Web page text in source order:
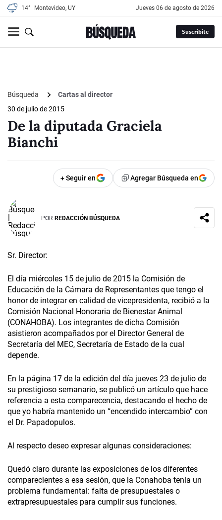
14° Montevideo, UY jueves 06 de agosto de 2026
Suscribite
Búsqueda
Cartas al director
30 de julio de 2015
De la diputada Graciela
Bianchi
+ Seguir en Agregar Búsqueda en
POR REDACCIÓN BÚSQUEDA
Sr. Director:
El día miércoles 15 de julio de 2015 la Comisión de
Educación de la Cámara de Representantes que tengo el
honor de integrar en calidad de vicepresidenta, recibió a la
Comisión Nacional Honoraria de Bienestar Animal
(CONAHOBA). Los integrantes de dicha Comisión
asistieron acompañados por el Director General de
Secretaría del MEC, Secretaría de Estado de la cual
depende.
En la página 17 de la edición del día jueves 23 de julio de
su prestigioso semanario, se publicó un artículo que hace
referencia a esta comparecencia, destacando el hecho de
que yo habría mantenido un “encendido intercambio” con
el Dr. Papadopulos.
Al respecto deseo expresar algunas consideraciones:
Quedó claro durante las exposiciones de los diferentes
comparecientes a esa sesión, que la Conahoba tenía un
problema fundamental: falta de presupuestales o
extrapresupuestales para cumplir sus funciones.